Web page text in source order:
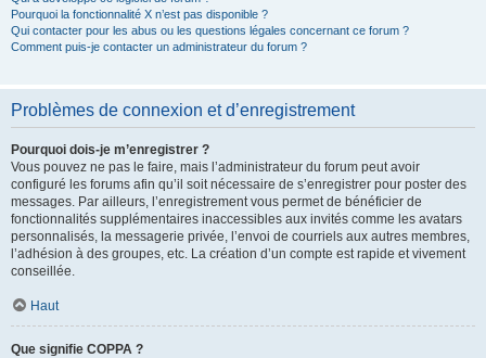
Pourquoi la fonctionnalité X n’est pas disponible ?
Qui contacter pour les abus ou les questions légales concernant ce forum ?
Comment puis-je contacter un administrateur du forum ?
Problèmes de connexion et d’enregistrement
Pourquoi dois-je m’enregistrer ?
Vous pouvez ne pas le faire, mais l’administrateur du forum peut avoir
configuré les forums afin qu’il soit nécessaire de s’enregistrer pour poster des
messages. Par ailleurs, l’enregistrement vous permet de bénéficier de
fonctionnalités supplémentaires inaccessibles aux invités comme les avatars
personnalisés, la messagerie privée, l’envoi de courriels aux autres membres,
l’adhésion à des groupes, etc. La création d’un compte est rapide et vivement
conseillée.
Haut
Que signifie COPPA ?